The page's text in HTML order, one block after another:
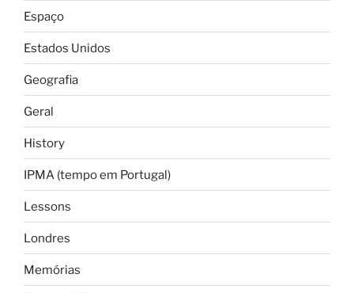
Espaço
Estados Unidos
Geografia
Geral
History
IPMA (tempo em Portugal)
Lessons
Londres
Memórias